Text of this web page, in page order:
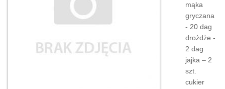
mąka
gryczana
- 20 dag
drożdże -
2 dag
jajka – 2
szt.
cukier